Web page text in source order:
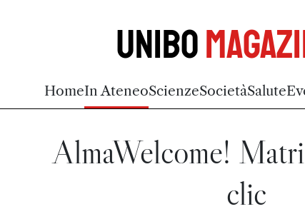
Unibo
HomeIn AteneoScienzeSocietàSalute
AlmaWelcome!
clic